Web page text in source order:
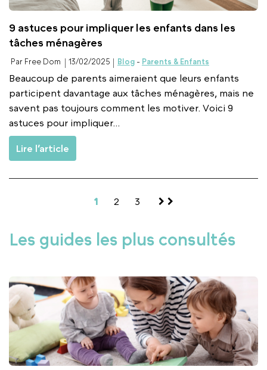
9 astuces pour impliquer les enfants dans les
tâches ménagères
Par Free Dom 13/02/2025 Blog- Parents & Enfants
Beaucoup de parents aimeraient que leurs enfants
participent davantage aux tâches ménagères, mais ne
savent pas toujours comment les motiver. Voici 9
astuces pour impliquer...
Lire l’article
1 2 3
Les guides les plus consultés